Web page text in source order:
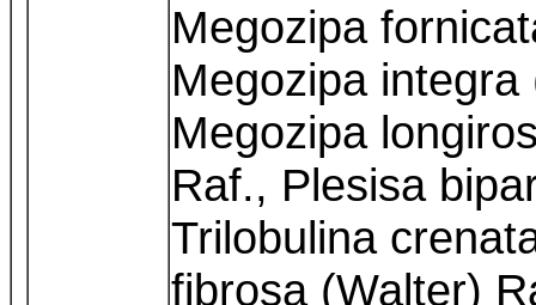
Megozipa
Megozipa
Megozipa
Raf., Plesisa
Trilobulina
fibrosa (Walter)